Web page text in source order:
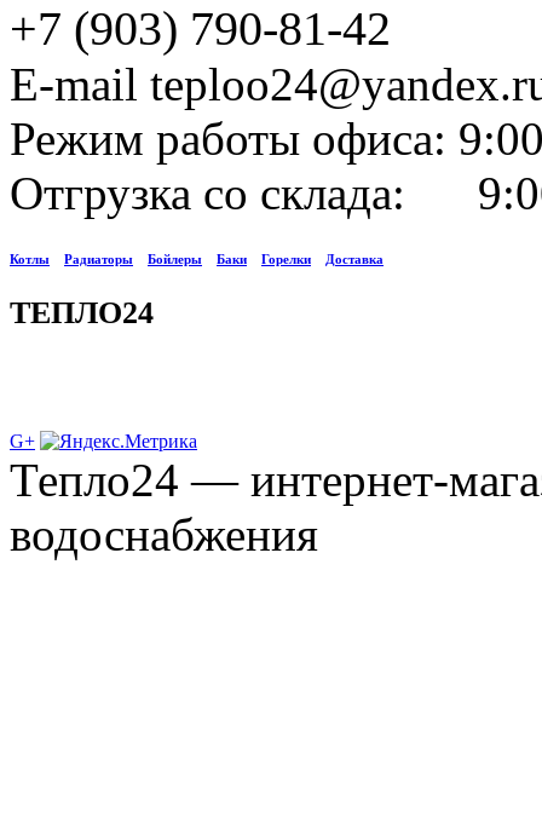
+7 (903) 790-81-42
E-mail
Режим работы офиса:
Отгрузка со склада:
Котлы Радиаторы Бойлеры Баки Горелки Доставка
ТЕПЛО24
G+
Тепло24 — интернет-
водоснабжения